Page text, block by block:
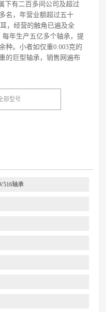
下有二百多间公司及超过
名，年营业额超过五十
，经营的触角已遍及全
年生产五亿多个轴承，提
种。小者如仅重0.003克的
的巨型轴承，销售网遍布
部型号
轴承